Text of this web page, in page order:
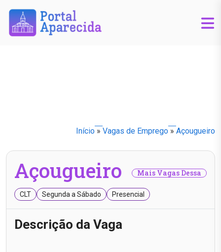
Início » Vagas de Emprego » Açougueiro
Açougueiro Mais Vagas Dessa
CLT Segunda a Sábado Presencial
Descrição da Vaga